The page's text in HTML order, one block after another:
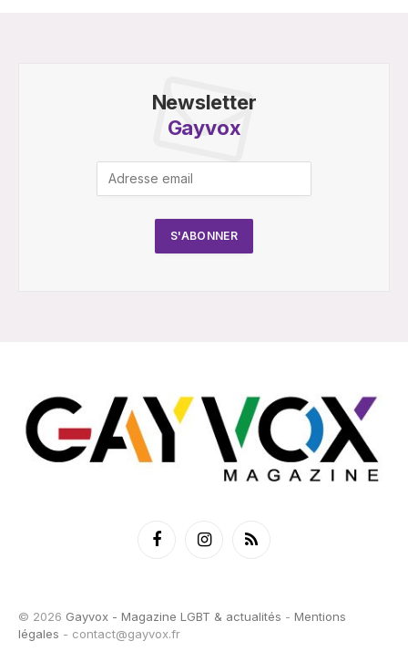
Newsletter
Gayvox
FacebookInstagramRSS
© 2026 Gayvox - Magazine LGBT & actualités - Mentions
légales - contact@gayvox.fr